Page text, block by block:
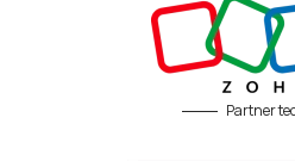
Partner